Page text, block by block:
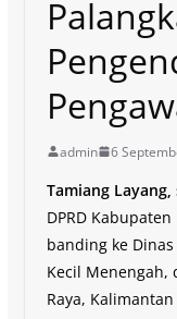
admin 6
Tamiang
DPRD
banding ke
Kecil Menengah,
Raya,